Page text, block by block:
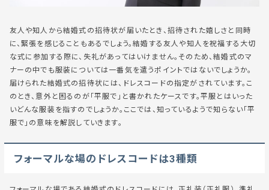
友人や知人から結婚式の招待状が届いたとき、招待された嬉しさと同時
に、緊張を感じることもあるでしょう。結婚する友人や知人を祝福する大切
な式に参加する際に、失礼があってはいけません。そのため、結婚式のマ
ナーの中でも服装については一番気を遣うポイントではないでしょうか。
届けられた結婚式の招待状には、ドレスコードの指定がされています。こ
のとき、意外と困るのが「平服で」と書かれたケースです。平服とはいった
いどんな服装を指すのでしょうか。ここでは、知っているようで知らない「平
服で」の意味を解説していきます。
フォーマルな場のドレスコードは3種類